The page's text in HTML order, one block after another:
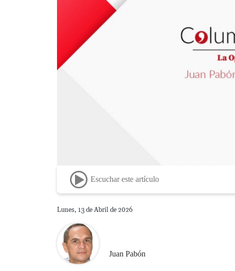
Escuchar este artículo
Lunes, 13 de Abril de 2026
Juan Pabón